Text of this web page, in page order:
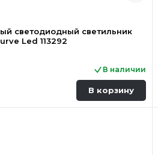
светодиодный светильник
Led 113292
В наличии
В корзину